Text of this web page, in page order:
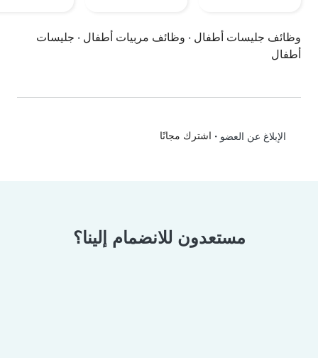
وظائف جليسات أطفال · وظائف مربيات أطفال · جليسات
أطفال
الإبلاغ عن العضو • اشترك مجانًا
مستعدون للانضمام إلينا؟